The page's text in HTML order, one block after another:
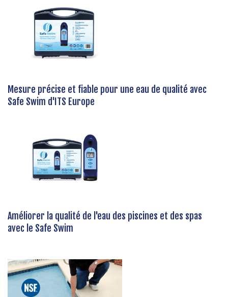
Mesure précise et fiable pour une eau de qualité avec
Safe Swim d'ITS Europe
Améliorer la qualité de l'eau des piscines et des spas
avec le Safe Swim